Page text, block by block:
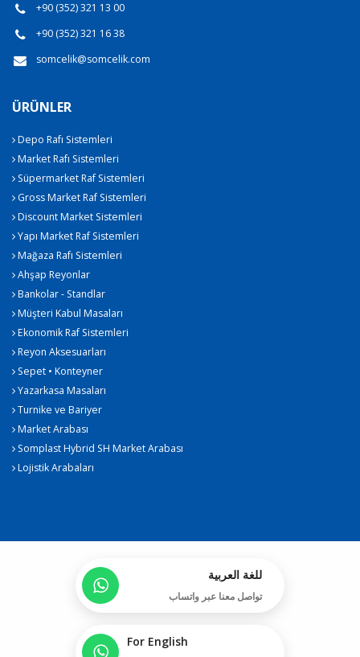
+90 (352) 321 13 00
+90 (352) 321 16 38
somcelik@somcelik.com
ÜRÜNLER
Depo Rafı Sistemleri
Market Rafı Sistemleri
Süpermarket Raf Sistemleri
Gross Market Raf Sistemleri
Discount Market Sistemleri
Yapı Market Raf Sistemleri
Mağaza Rafı Sistemleri
Ahşap Reyonlar
Bankolar - Standlar
Müşteri Kabul Masaları
Ekonomik Raf Sistemleri
Reyon Aksesuarları
Sepet • Konteyner
Yazarkasa Masaları
Turnike ve Bariyer
Market Arabası
Somplast Hybrid SH Market Arabası
Lojistik Arabaları
للغة العربية
تواصل معنا عبر واتساب
For English